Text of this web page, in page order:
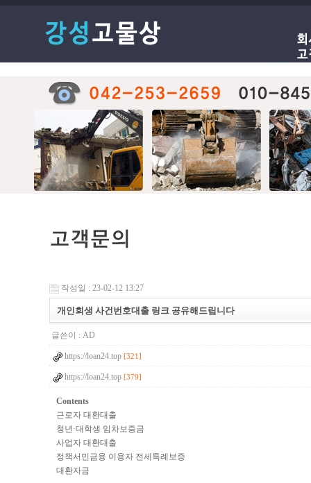
작성일 : 23-02-12 13:27
개인회생 사건번호대출 링크 공유해드립니다
글쓴이 : AD
https://loan24.top [321]
https://loan24.top [379]
Contents
근로자 대환대출
청년·대학생 임차보증금
사업자 대환대출
정책서민금융 이용자 전세특례보증
대환자금